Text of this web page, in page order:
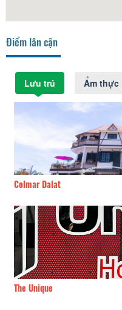
Điểm lân cận
Lưu trú Ẩm thực
Colmar Dalat
The Unique